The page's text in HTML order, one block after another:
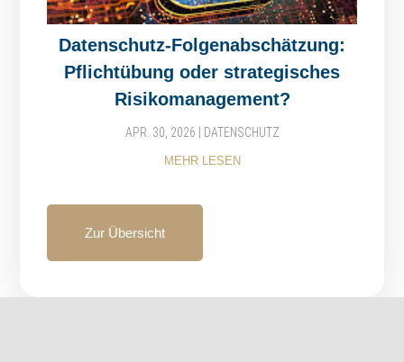
Datenschutz-Folgenabschätzung:
Pflichtübung oder strategisches
Risikomanagement?
APR. 30, 2026 DATENSCHUTZ
MEHR LESEN
Zur Übersicht